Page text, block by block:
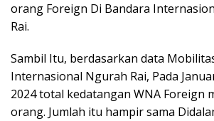
orang Foreign Di Bandara
Rai.
Sambil Itu, berdasarkan data
Internasional Ngurah Rai, Pada
2024 total kedatangan WNA Foreign
orang. Jumlah itu hampir sama